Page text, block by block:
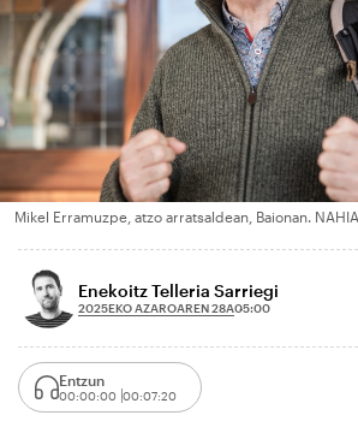
Mikel Erramuzpe, atzo arratsaldean, Baionan.
Enekoitz Telleria Sarriegi
2025EKO AZAROAREN 28A05:00
Entzun
00:00:00 00:07:20